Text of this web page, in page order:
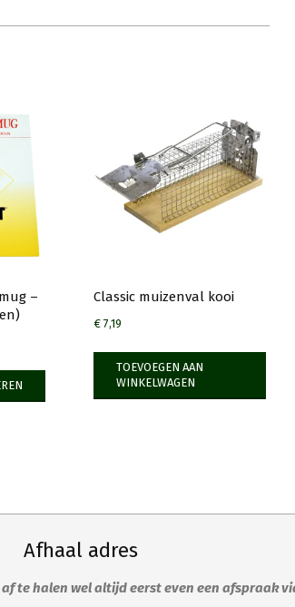
–
Dit
gekozen
op
Classic muizenval kooi
€7,19
TOEVOEGEN AAN
WINKELWAGEN
Afhaal adres
te halen wel altijd eerst even een afspraak